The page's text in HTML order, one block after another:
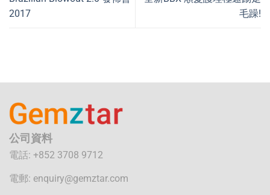
2017
毛躁!
公司資料
電話: +852 3708 9712
電郵: enquiry@gemztar.com